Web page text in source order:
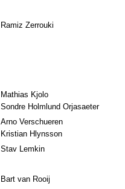
Ramiz Zerrouki
Mathias Kjolo
Sondre Holmlund Orjasaeter
Arno Verschueren
Kristian Hlynsson
Stav Lemkin
Bart van Rooij